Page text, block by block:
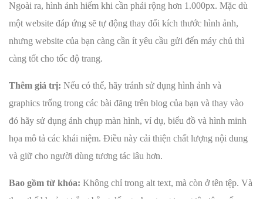
Ngoài ra, hình ảnh hiếm khi cần phải rộng hơn 1.000px. Mặc dù
một website đáp ứng sẽ tự động thay đổi kích thước hình ảnh,
nhưng website của bạn càng cần ít yêu cầu gửi đến máy chủ thì
càng tốt cho tốc độ trang.
Thêm giá trị: Nếu có thể, hãy tránh sử dụng hình ảnh và
graphics trống trong các bài đăng trên blog của bạn và thay vào
đó hãy sử dụng ảnh chụp màn hình, ví dụ, biểu đồ và hình minh
họa mô tả các khái niệm. Điều này cải thiện chất lượng nội dung
và giữ cho người dùng tương tác lâu hơn.
Bao gồm từ khóa: Không chỉ trong alt text, mà còn ở tên tệp. Và